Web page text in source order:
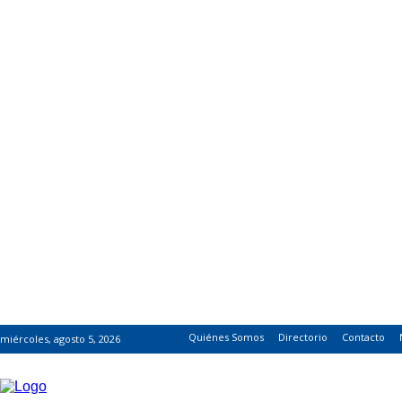
miércoles, agosto 5, 2026 Quiénes Somos Directorio Contacto